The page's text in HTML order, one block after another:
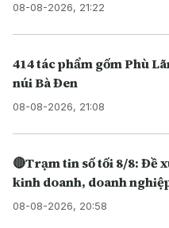
08-08-2026, 21:22
414 tác phẩm gốm Phù
núi Bà Đen
08-08-2026, 21:08
🔴Trạm tin số tối 8/8: Đề
kinh doanh, doanh
08-08-2026, 20:58